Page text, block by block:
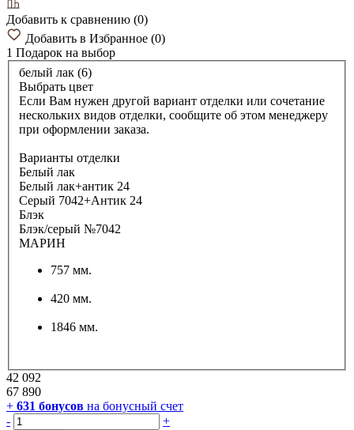
Добавить к сравнению (0)
Добавить в Избранное (0)
1 Подарок на выбор
белый лак (6)
Выбрать цвет
Если Вам нужен другой вариант отделки или сочетание
нескольких видов отделки, сообщите об этом менеджеру
при оформлении заказа.
Варианты отделки
Белый лак
Белый лак+антик 24
Серый 7042+Антик 24
Блэк
Блэк/серый №7042
МАРИН
757 мм.
420 мм.
1846 мм.
42 092
67 890
+ 631 бонусов на бонусный счет
-
+